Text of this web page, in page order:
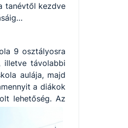
tanévtől kezdve
9 osztályosra
illetve távolabbi
aulája, majd
a diákok
lehetőség. Az